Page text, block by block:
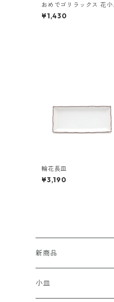
おめでゴリラックス 花小
皿
¥1,430
輪花長皿
¥3,190
新商品
小皿